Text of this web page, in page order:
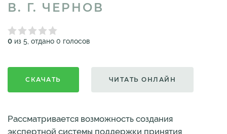
В. Г. ЧЕРНОВ
0 из 5, отдано 0 голосов
СКАЧАТЬ ЧИТАТЬ ОНЛАЙН
Рассматривается возможность создания
экспертной системы поддержки принятия